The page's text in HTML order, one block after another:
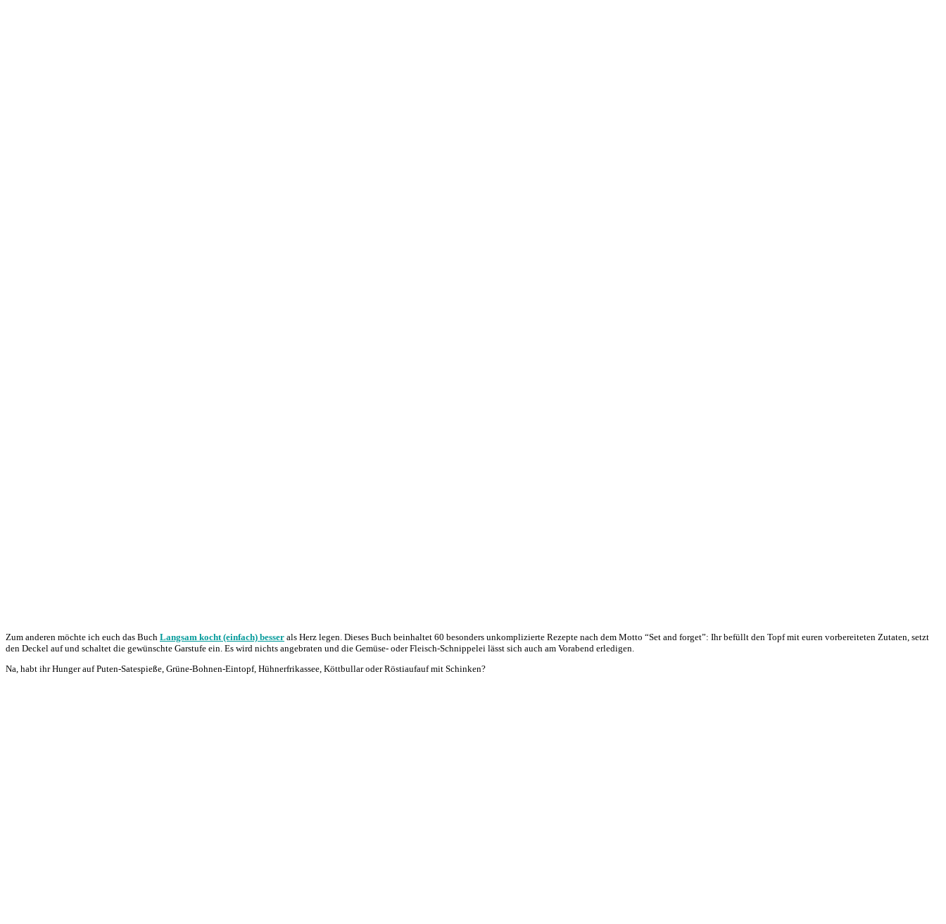
Zum anderen möchte ich euch das Buch Langsam kocht (einfach) besser als Herz legen. Dieses Buch beinhaltet 60 besonders unkomplizierte Rezepte nach dem Motto “Set and forget”: Ihr befüllt den Topf mit euren vorbereiteten Zutaten, setzt
den Deckel auf und schaltet die gewünschte Garstufe ein. Es wird nichts angebraten und die Gemüse- oder Fleisch-Schnippelei lässt sich auch am Vorabend erledigen.
Na, habt ihr Hunger auf Puten-Satespieße, Grüne-Bohnen-Eintopf, Hühnerfrikassee, Köttbullar oder Röstiaufauf mit Schinken?